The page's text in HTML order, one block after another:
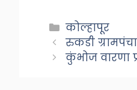
Categories
कोल्हापूर
रुकडी
कुंभोज वारणा